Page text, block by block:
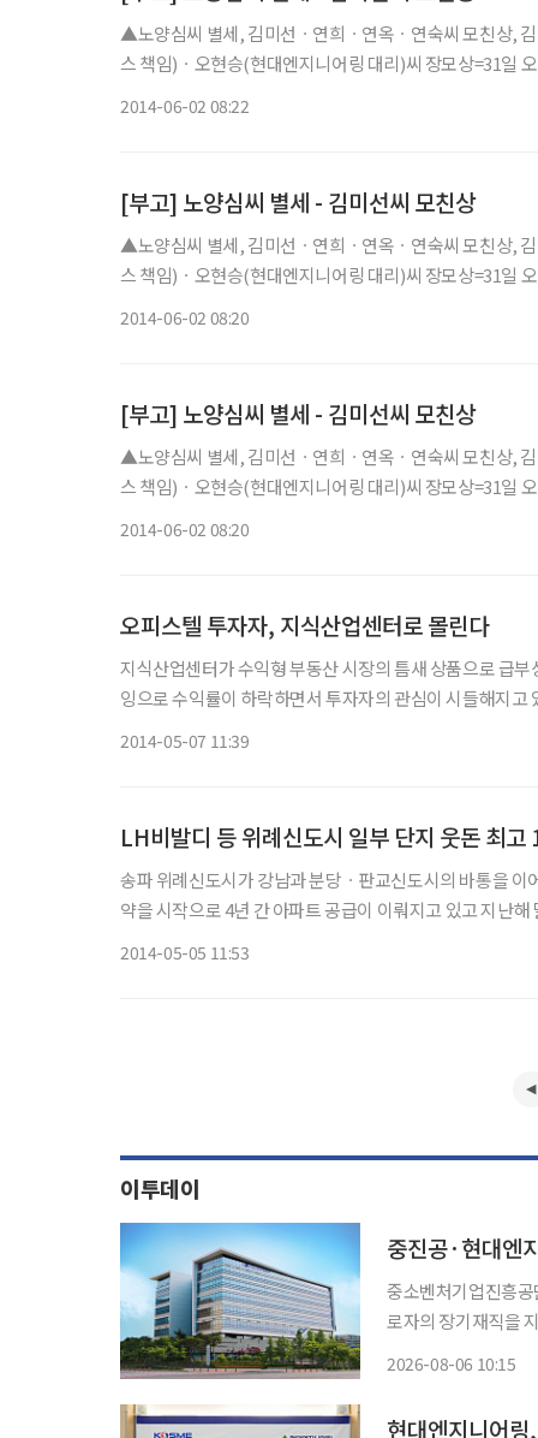
▲노양심씨 별세, 김미선ㆍ연희ㆍ연옥ㆍ연숙씨 모친상,
스 책임)ㆍ오현승(현대엔지니어링 대리)씨 장모상=31일
2014-06-02 08:22
[부고] 노양심씨 별세 - 김미선씨 모친상
▲노양심씨 별세, 김미선ㆍ연희ㆍ연옥ㆍ연숙씨 모친상,
스 책임)ㆍ오현승(현대엔지니어링 대리)씨 장모상=31일
2014-06-02 08:20
[부고] 노양심씨 별세 - 김미선씨 모친상
▲노양심씨 별세, 김미선ㆍ연희ㆍ연옥ㆍ연숙씨 모친상,
스 책임)ㆍ오현승(현대엔지니어링 대리)씨 장모상=31일
2014-06-02 08:20
오피스텔 투자자, 지식산업센터로 몰린다
지식산업센터가 수익형 부동산 시장의 틈새 상품으로 급
잉으로 수익률이 하락하면서 투자자의 관심이 시들해지
2014-05-07 11:39
LH비발디 등 위례신도시 일부 단지 웃돈 최고
송파 위례신도시가 강남과 분당ㆍ판교신도시의 바통을
약을 시작으로 4년 간 아파트 공급이 이뤄지고 있고 지난
2014-05-05 11:53
이투데이
중진공·현대엔
중소벤처기업진흥
로자의 장기재직을
2026-08-06 10:15
현대엔지니어링